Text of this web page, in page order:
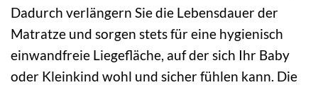
Dadurch verlängern Sie die Lebensdauer der
Matratze und sorgen stets für eine hygienisch
einwandfreie Liegefläche, auf der sich Ihr Baby
oder Kleinkind wohl und sicher fühlen kann. Die